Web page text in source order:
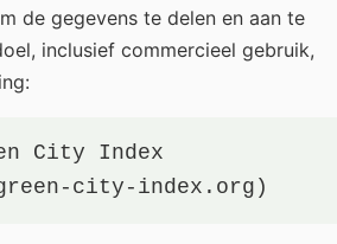
de gegevens te delen en aan te
inclusief commercieel gebruik,
City Index
city-index.org)